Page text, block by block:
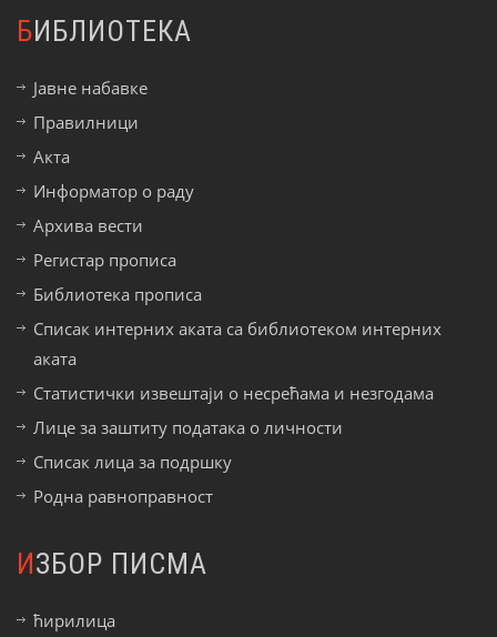
БИБЛИОТЕКА
Јавне набавке
Правилници
Акта
Информатор о раду
Архива вести
Регистар прописа
Библиотека прописа
Списак интерних аката са библиотеком интерних
аката
Статистички извештаји о несрећама и незгодама
Лице за заштиту података о личности
Списак лица за подршку
Родна равноправност
ИЗБОР ПИСМА
ћирилица